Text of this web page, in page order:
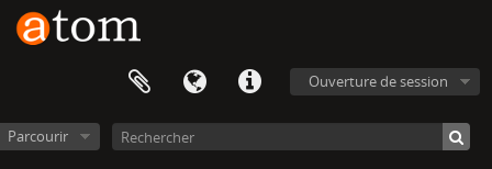
Ouverture de session
Parcourir